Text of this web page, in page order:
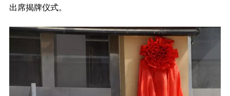
出席揭牌仪式。